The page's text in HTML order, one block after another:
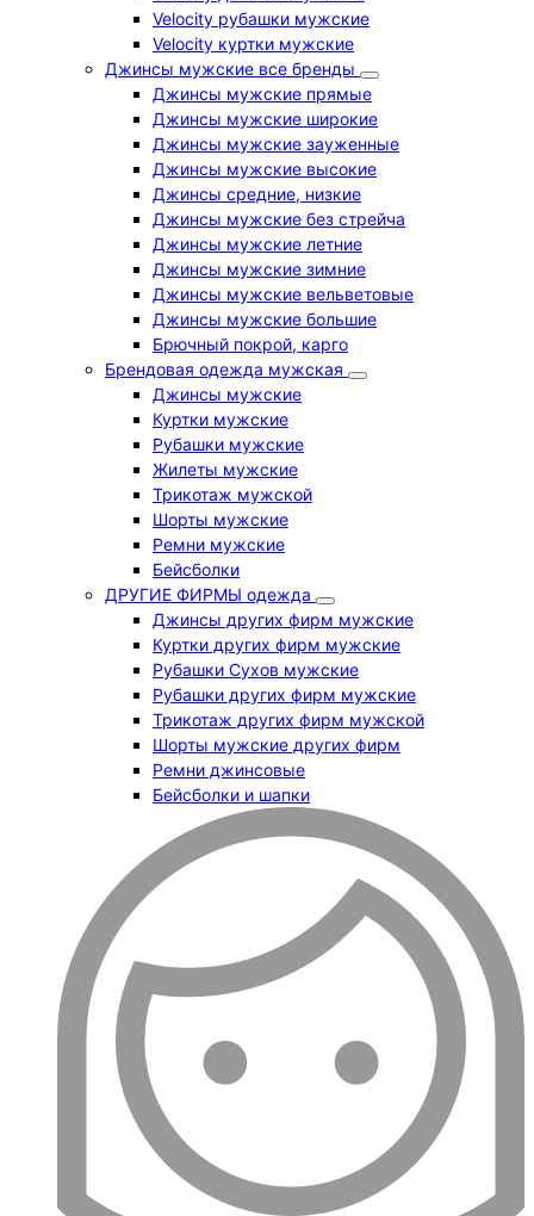
Velocity рубашки мужские
Velocity куртки мужские
Джинсы мужские все бренды
Джинсы мужские прямые
Джинсы мужские широкие
Джинсы мужские зауженные
Джинсы мужские высокие
Джинсы средние, низкие
Джинсы мужские без стрейча
Джинсы мужские летние
Джинсы мужские зимние
Джинсы мужские вельветовые
Джинсы мужские большие
Брючный покрой, карго
Брендовая одежда мужская
Джинсы мужские
Куртки мужские
Рубашки мужские
Жилеты мужские
Трикотаж мужской
Шорты мужские
Ремни мужские
Бейсболки
ДРУГИЕ ФИРМЫ одежда
Джинсы других фирм мужские
Куртки других фирм мужские
Рубашки Сухов мужские
Рубашки других фирм мужские
Трикотаж других фирм мужской
Шорты мужские других фирм
Ремни джинсовые
Бейсболки и шапки